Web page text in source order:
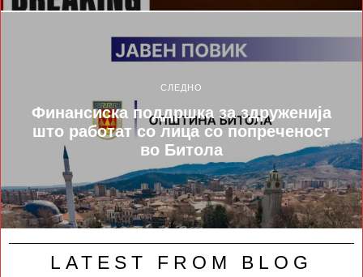
СЛЕДНО
Финансиска поддршка за здруженија
што работат со лица со попреченост
во Битола
LATEST FROM BLOG